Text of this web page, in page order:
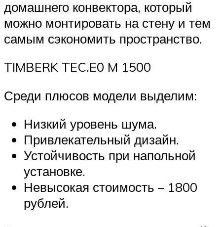
домашнего конвектора, который
можно монтировать на стену и тем
самым сэкономить пространство.
TIMBERK TEC.E0 M 1500
Среди плюсов модели выделим:
Низкий уровень шума.
Привлекательный дизайн.
Устойчивость при напольной
установке.
Невысокая стоимость – 1800
рублей.